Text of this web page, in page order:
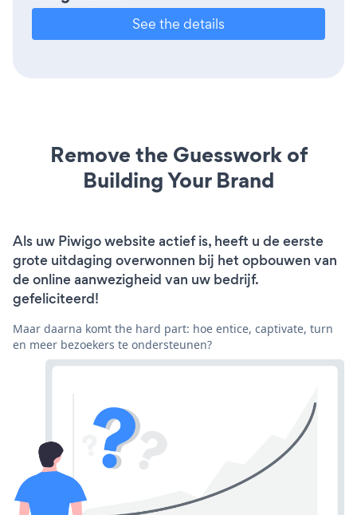
See the details
Remove the Guesswork of
Building Your Brand
Als uw Piwigo website actief is, heeft u de eerste
grote uitdaging overwonnen bij het opbouwen van
de online aanwezigheid van uw bedrijf.
gefeliciteerd!
Maar daarna komt the hard part: hoe entice, captivate, turn
en meer bezoekers te ondersteunen?